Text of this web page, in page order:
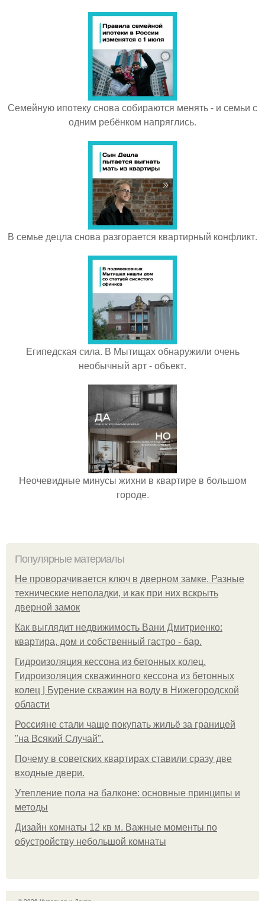
Семейную ипотеку снова собираются менять - и семьи с
одним ребёнком напряглись.
В семье децла снова разгорается квартирный конфликт.
Египедская сила. В Мытищах обнаружили очень
необычный арт - объект.
Неочевидные минусы жихни в квартире в большом
городе.
Популярные материалы
Не проворачивается ключ в дверном замке. Разные
технические неполадки, и как при них вскрыть
дверной замок
Как выглядит недвижимость Вани Дмитриенко:
квартира, дом и собственный гастро - бар.
Гидроизоляция кессона из бетонных колец.
Гидроизоляция скважинного кессона из бетонных
колец | Бурение скважин на воду в Нижегородской
области
Россияне стали чаще покупать жильё за границей
"на Всякий Случай".
Почему в советских квартирах ставили сразу две
входные двери.
Утепление пола на балконе: основные принципы и
методы
Дизайн комнаты 12 кв м. Важные моменты по
обустройству небольшой комнаты